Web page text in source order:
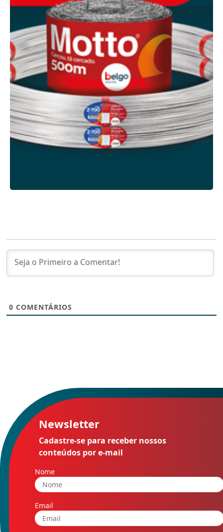
0 COMENTÁRIOS
Newsletter
Cadastre-se para receber nossos
conteúdos por e-mail
Nome
Email